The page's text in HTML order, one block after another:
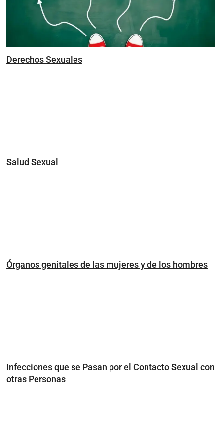
Derechos Sexuales
Salud Sexual
Órganos genitales de las mujeres y de los hombres
Infecciones que se Pasan por el Contacto Sexual con
otras Personas